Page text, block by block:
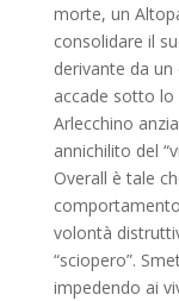
morte, un
consolidare il
derivante da
accade sotto
Arlecchino
annichilito del
Overall è tale
volontà
“sciopero”.
impedendo ai